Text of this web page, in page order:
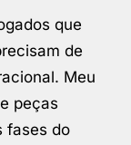
que
de
Meu
peças
fases do